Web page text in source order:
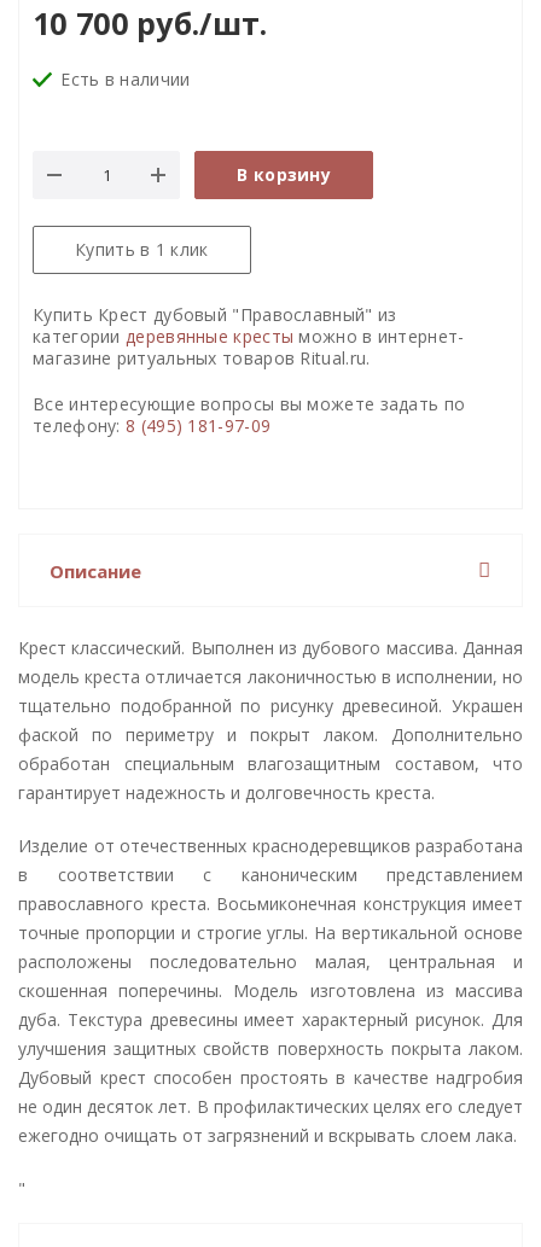
10 700руб./шт.
Есть в наличии
В корзину
Купить в 1 клик
Купить Крест дубовый "Православный" из
категориидеревянные кресты можно в интернет-
магазине ритуальных товаров Ritual.ru.
Все интересующие вопросы вы можете задать по
телефону: 8 (495) 181-97-09
Описание
Крест классический. Выполнен из дубового массива. Данная
модель креста отличается лаконичностью в исполнении, но
тщательно подобранной по рисунку древесиной. Украшен
фаской по периметру и покрыт лаком. Дополнительно
обработан специальным влагозащитным составом, что
гарантирует надежность и долговечность креста.
Изделие от отечественных краснодеревщиков разработана
в соответствии с каноническим представлением
православного креста. Восьмиконечная конструкция имеет
точные пропорции и строгие углы. На вертикальной основе
расположены последовательно малая, центральная и
скошенная поперечины. Модель изготовлена из массива
дуба. Текстура древесины имеет характерный рисунок. Для
улучшения защитных свойств поверхность покрыта лаком.
Дубовый крест способен простоять в качестве надгробия
не один десяток лет. В профилактических целях его следует
ежегодно очищать от загрязнений и вскрывать слоем лака.
"